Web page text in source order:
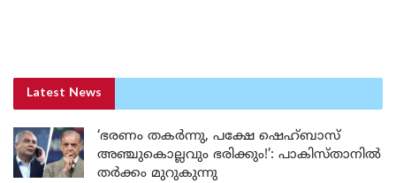
Latest News
‘ഭരണം തകർന്നു, പക്ഷേ ഷെഹ്ബാസ്
അഞ്ചുകൊല്ലവും ഭരിക്കും!’: പാകിസ്താനിൽ
തർക്കം മുറുകുന്നു